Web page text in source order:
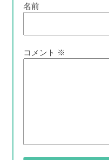
名前
コメント ※